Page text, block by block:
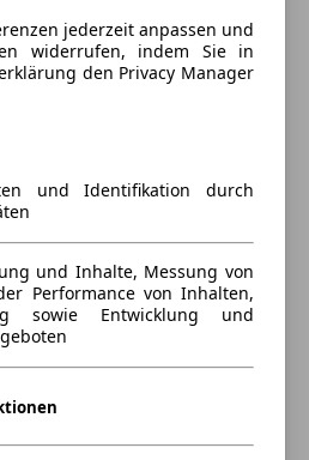
jederzeit anpassen und
widerrufen, indem Sie in
den Privacy Manager
und Identifikation durch
und Inhalte, Messung von
Performance von Inhalten,
sowie Entwicklung und